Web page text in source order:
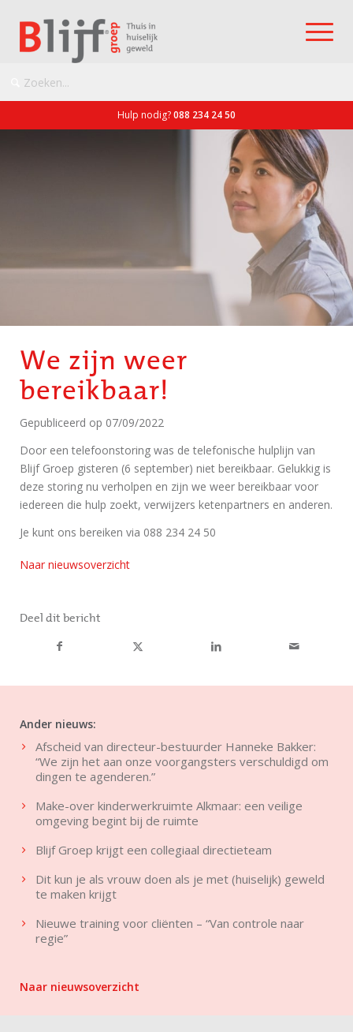
Hulp nodig?088 234 24 50
We zijn weer
bereikbaar!
Gepubliceerd op 07/09/2022
Door een telefoonstoring was de telefonische hulplijn van
Blijf Groep gisteren (6 september) niet bereikbaar. Gelukkig is
deze storing nu verholpen en zijn we weer bereikbaar voor
iedereen die hulp zoekt, verwijzers ketenpartners en anderen.
Je kunt ons bereiken via 088 234 24 50
Naar nieuwsoverzicht
Deel dit bericht
Ander nieuws:
Afscheid van directeur-bestuurder Hanneke Bakker:
“We zijn het aan onze voorgangsters verschuldigd om
dingen te agenderen.”
Make-over kinderwerkruimte Alkmaar: een veilige
omgeving begint bij de ruimte
Blijf Groep krijgt een collegiaal directieteam
Dit kun je als vrouw doen als je met (huiselijk) geweld
te maken krijgt
Nieuwe training voor cliënten – “Van controle naar
regie”
Naar nieuwsoverzicht